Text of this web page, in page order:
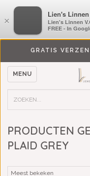
GRATIS
MENU
PRODUCTEN
PLAID GREY
×
Lien's Linnen
FREE - In
×
Lien's
Lien's Linnen
FREE - In